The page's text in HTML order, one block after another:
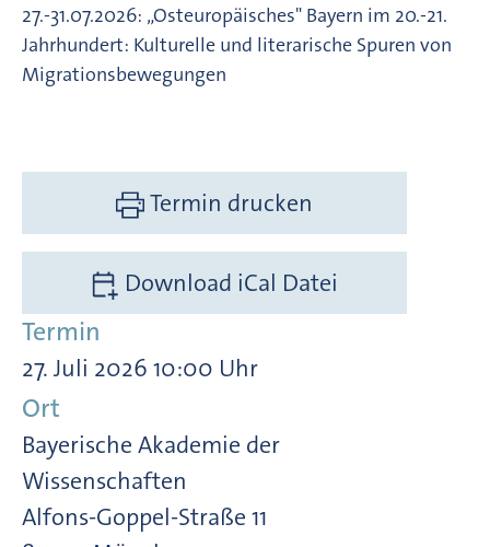
27.-31.07.2026: „Osteuropäisches" Bayern im 20.-21.
Jahrhundert: Kulturelle und literarische Spuren von
Migrationsbewegungen
Termin drucken
Download iCal Datei
Termin
27. Juli 2026 10:00 Uhr
Ort
Bayerische Akademie der
Wissenschaften
Alfons-Goppel-Straße 11